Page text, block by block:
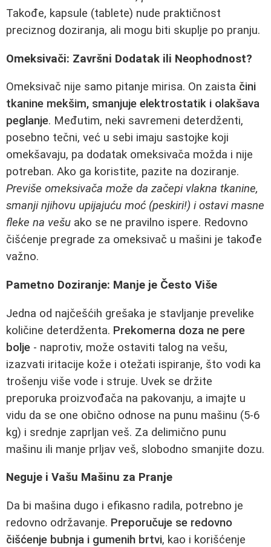
Takođe, kapsule (tablete) nude praktičnost
preciznog doziranja, ali mogu biti skuplje po pranju.
Omeksivači: Završni Dodatak ili Neophodnost?
Omeksivač nije samo pitanje mirisa. On zaista čini
tkanine mekšim, smanjuje elektrostatik i olakšava
peglanje. Međutim, neki savremeni deterdženti,
posebno tečni, već u sebi imaju sastojke koji
omekšavaju, pa dodatak omeksivača možda i nije
potreban. Ako ga koristite, pazite na doziranje.
Previše omeksivača može da začepi vlakna tkanine,
smanji njihovu upijajuću moć (peskiri!) i ostavi masne
fleke na vešu ako se ne pravilno ispere. Redovno
čišćenje pregrade za omeksivač u mašini je takođe
važno.
Pametno Doziranje: Manje je Često Više
Jedna od najčešćih grešaka je stavljanje prevelike
količine deterdženta. Prekomerna doza ne pere
bolje - naprotiv, može ostaviti talog na vešu,
izazvati iritacije kože i otežati ispiranje, što vodi ka
trošenju više vode i struje. Uvek se držite
preporuka proizvođača na pakovanju, a imajte u
vidu da se one obično odnose na punu mašinu (5-6
kg) i srednje zaprljan veš. Za delimično punu
mašinu ili manje prljav veš, slobodno smanjite dozu.
Neguje i Vašu Mašinu za Pranje
Da bi mašina dugo i efikasno radila, potrebno je
redovno održavanje. Preporučuje se redovno
čišćenje bubnja i gumenih brtvi, kao i korišćenje